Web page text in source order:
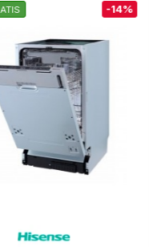
ENVÍO GRATIS